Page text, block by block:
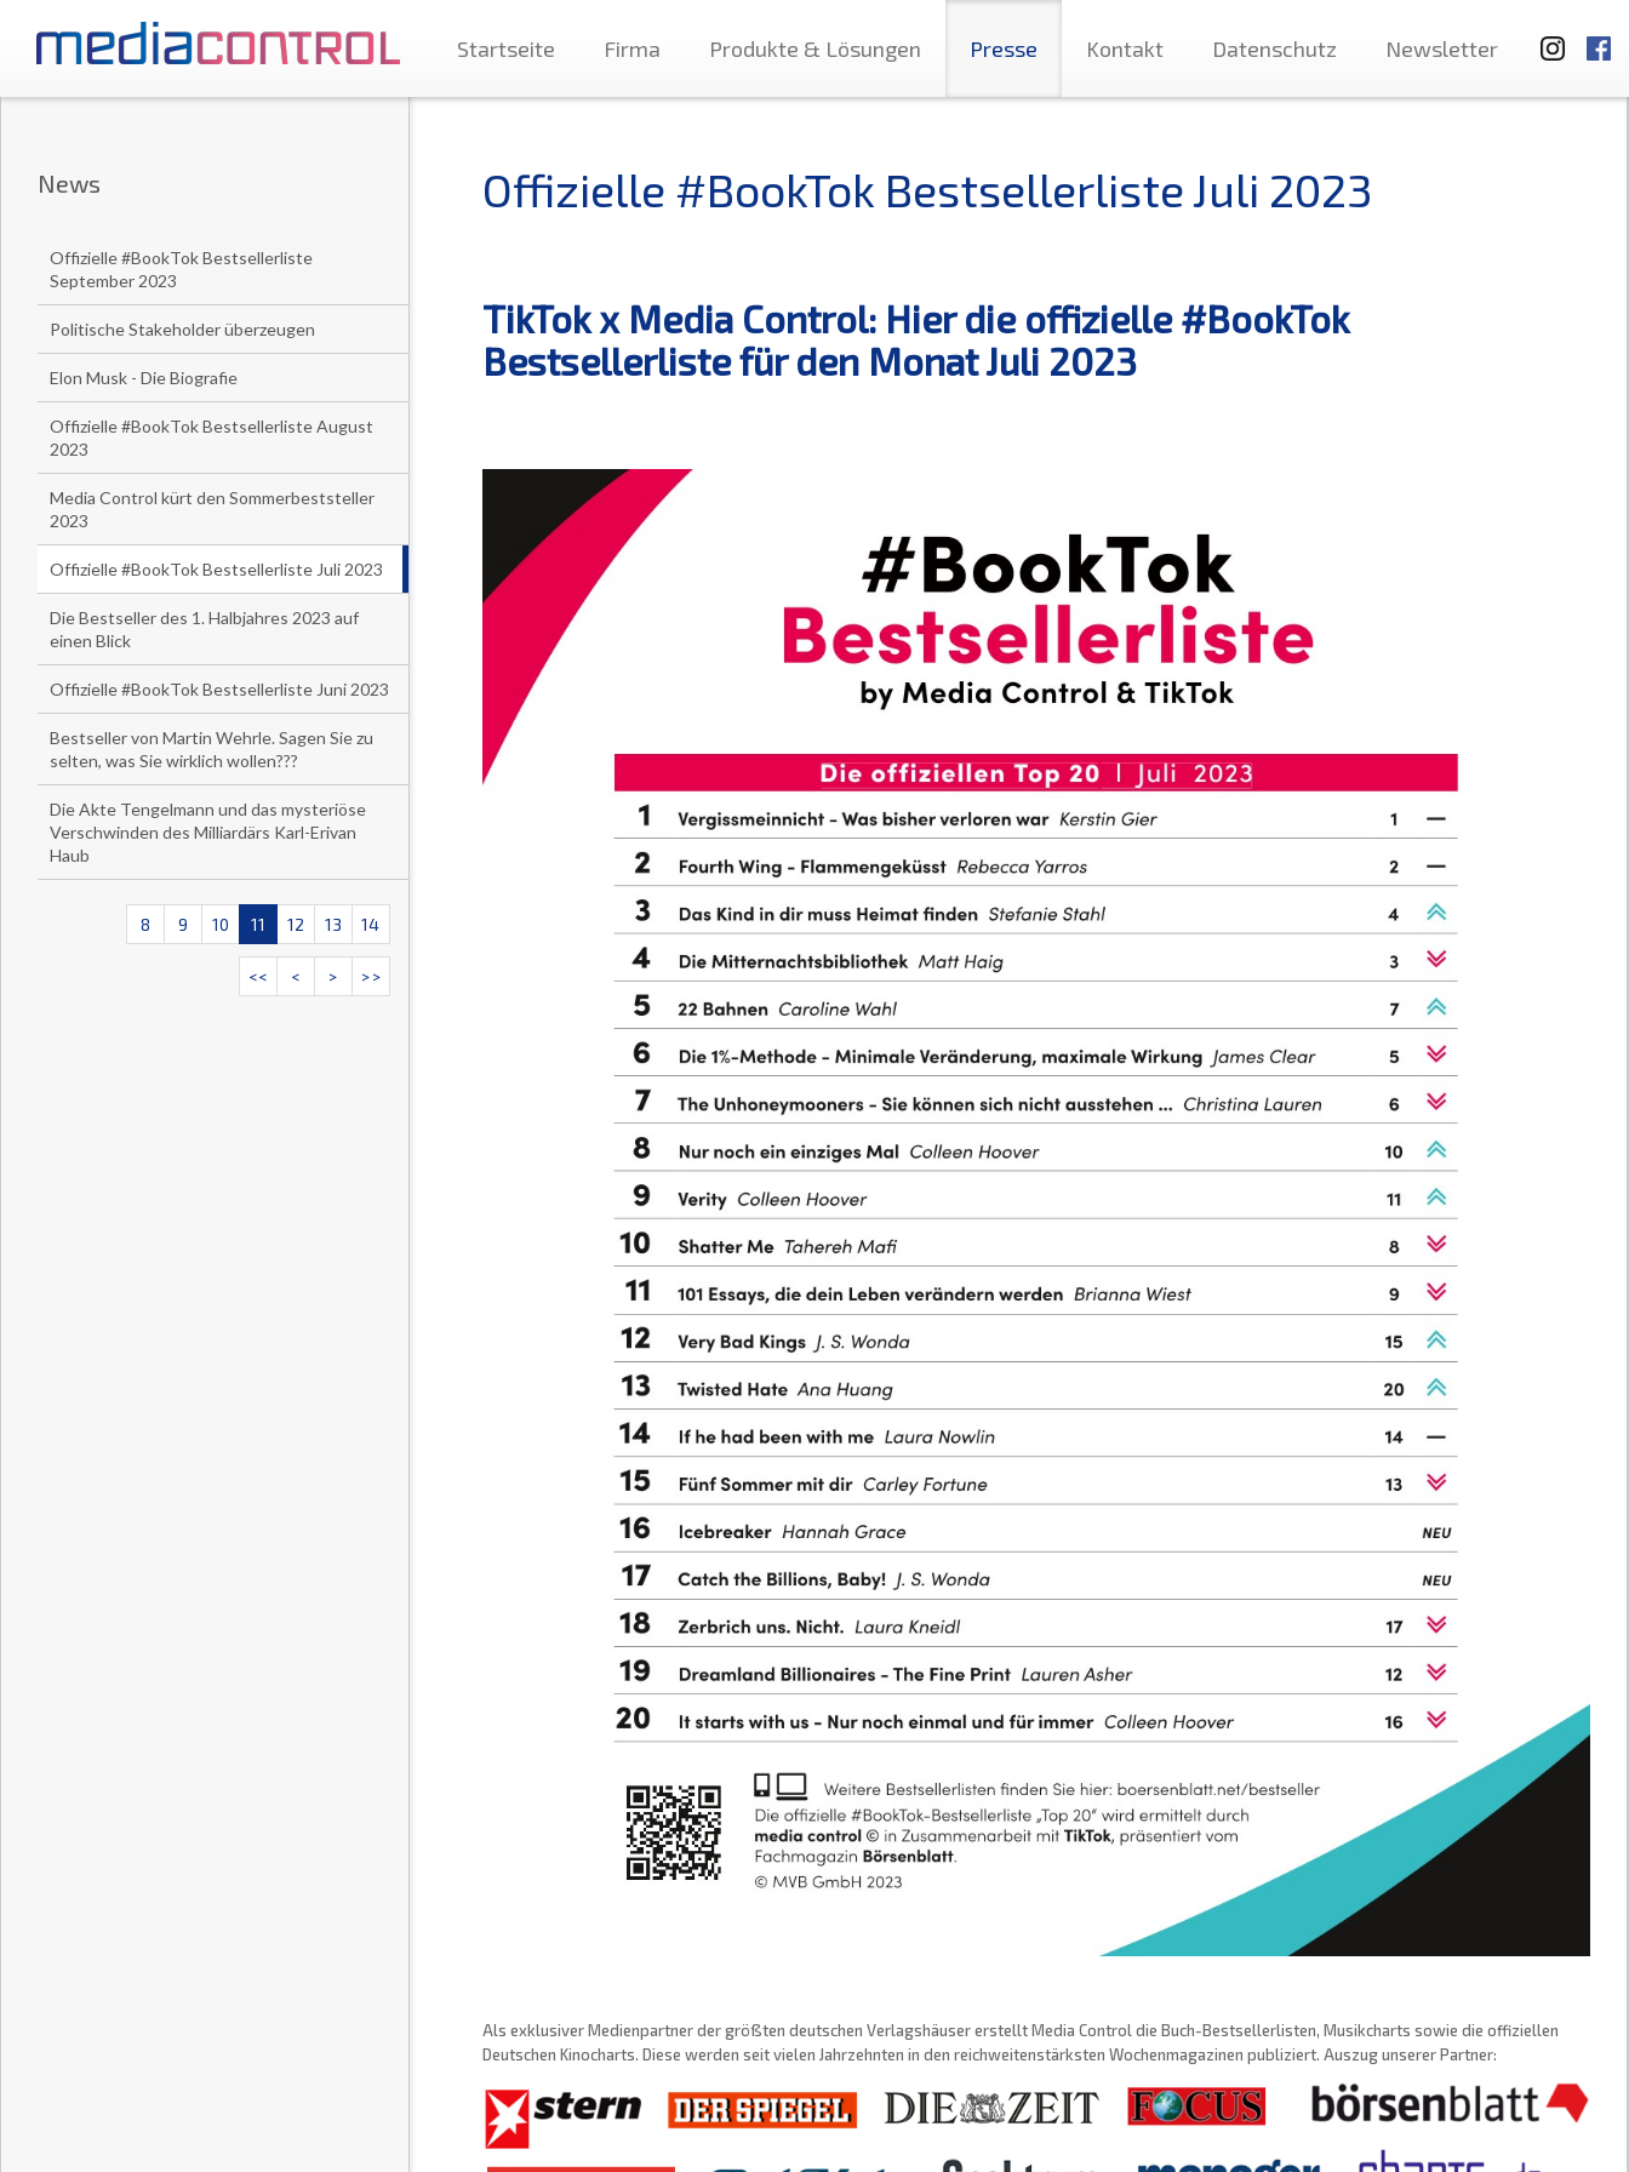
Startseite Firma Produkte & Lösungen Presse Kontakt Datenschutz Newsletter
News
Offizielle #BookTok Bestsellerliste
September 2023
Politische Stakeholder überzeugen
Elon Musk - Die Biografie
Offizielle #BookTok Bestsellerliste August
2023
Media Control kürt den Sommerbeststeller
2023
Offizielle #BookTok Bestsellerliste Juli 2023
Die Bestseller des 1. Halbjahres 2023 auf
einen Blick
Offizielle #BookTok Bestsellerliste Juni 2023
Bestseller von Martin Wehrle. Sagen Sie zu
selten, was Sie wirklich wollen???
Die Akte Tengelmann und das mysteriöse
Verschwinden des Milliardärs Karl-Erivan
Haub
8 9 10 11 12 13 14
<< < > >>
Offizielle #BookTok Bestsellerliste Juli 2023
TikTok x Media Control: Hier die offizielle #BookTok
Bestsellerliste für den Monat Juli 2023
Als exklusiver Medienpartner der größten deutschen Verlagshäuser erstellt Media Control die Buch-Bestsellerlisten, Musikcharts sowie die offiziellen
Deutschen Kinocharts. Diese werden seit vielen Jahrzehnten in den reichweitenstärksten Wochenmagazinen publiziert. Auszug unserer Partner: